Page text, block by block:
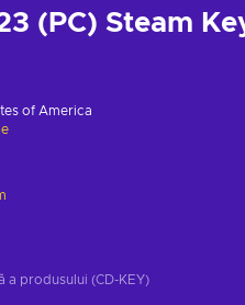
(PC) Steam
of America
a produsului (CD-KEY)